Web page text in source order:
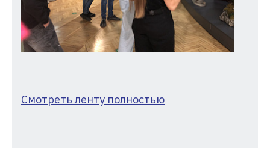
Смотреть ленту полностью